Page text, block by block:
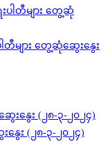
တီများ တွေ့ဆုံဆွေးနွေး
နွေး (၂၈-၃-၂၀၂၄)